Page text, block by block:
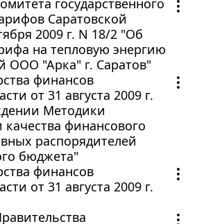
Саратовской
2009 г. N 18/2 "Об
на тепловую энергию
ООО "Арка" г. Саратов"
финансов
от 31 августа 2009 г.
Методики
финансового
распорядителей
бюджета"
финансов
от 31 августа 2009 г.